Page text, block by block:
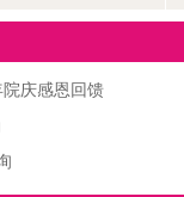
庆感恩回馈